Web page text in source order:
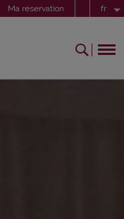
Ma réservation fr